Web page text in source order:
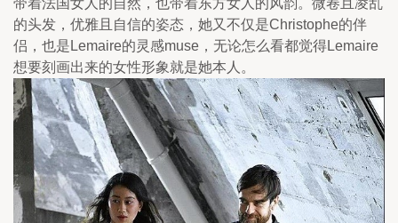
带着法国女人的自然，也带着东方女人的风韵。微卷且凌乱
的头发，优雅且自信的姿态，她又不仅是Christophe的伴
侣，也是Lemaire的灵感muse，无论怎么看都觉得Lemaire
想要刻画出来的女性形象就是她本人。